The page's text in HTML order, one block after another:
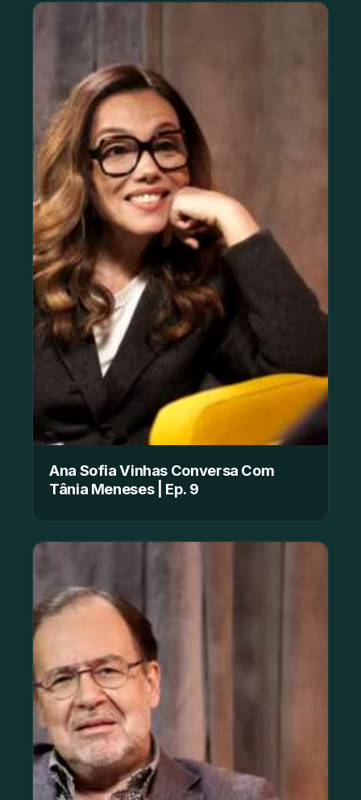
Ana Sofia Vinhas Conversa Com
Tânia Meneses | Ep. 9